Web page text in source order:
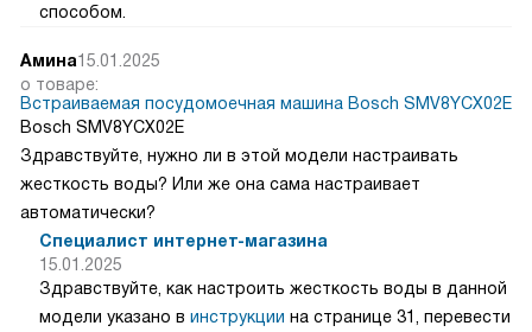
способом.
Амина15.01.2025
о товаре:
Встраиваемая посудомоечная машина Bosch SMV8YCX02E
Bosch SMV8YCX02E
Здравствуйте, нужно ли в этой модели настраивать
жесткость воды? Или же она сама настраивает
автоматически?
Специалист интернет-магазина
15.01.2025
Здравствуйте, как настроить жесткость воды в данной
модели указано в инструкции на странице 31, перевести